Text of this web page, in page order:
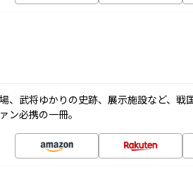
、武将ゆかりの史跡、展示施設など、戦
ン必携の一冊。